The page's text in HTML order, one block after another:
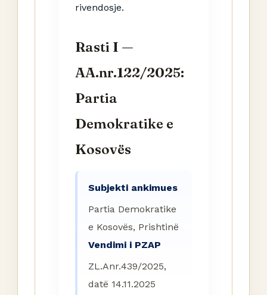
rivendosje.
Rasti I —
AA.nr.122/2025:
Partia
Demokratike e
Kosovës
Subjekti ankimues
Partia Demokratike
e Kosovës, Prishtinë
Vendimi i PZAP
ZL.Anr.439/2025,
datë 14.11.2025